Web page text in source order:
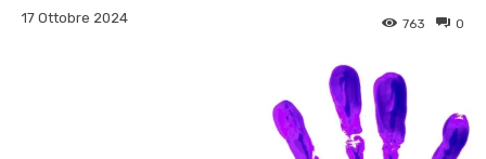
17 Ottobre 2024 0
763